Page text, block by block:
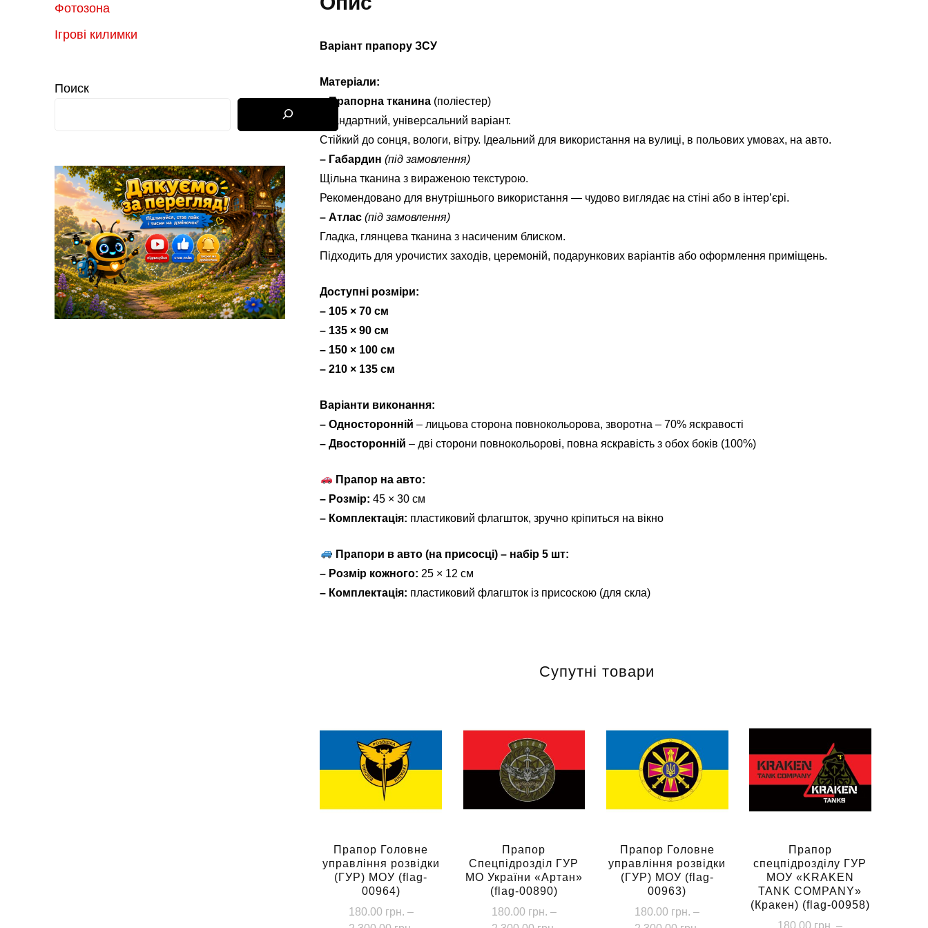
Варіант прапору ЗСУ
Матеріали:
– Прапорна тканина (поліестер)
Стандартний, універсальний варіант.
Стійкий до сонця, вологи, вітру. Ідеальний для використання на вулиці, в польових умовах, на авто.
– Габардин (під замовлення)
Щільна тканина з вираженою текстурою.
Рекомендовано для внутрішнього використання — чудово виглядає на стіні або в інтер’єрі.
– Атлас (під замовлення)
Гладка, глянцева тканина з насиченим блиском.
Підходить для урочистих заходів, церемоній, подарункових варіантів або оформлення приміщень.
Доступні розміри:
– 105 × 70 см
– 135 × 90 см
– 150 × 100 см
– 210 × 135 см
Варіанти виконання:
– Односторонній – лицьова сторона повнокольорова, зворотна – 70% яскравості
– Двосторонній – дві сторони повнокольорові, повна яскравість з обох боків (100%)
Прапор на авто:
– Розмір: 45 × 30 см
– Комплектація: пластиковий флагшток, зручно кріпиться на вікно
Прапори в авто (на присосці) – набір 5 шт:
– Розмір кожного: 25 × 12 см
– Комплектація: пластиковий флагшток із присоскою (для скла)
Супутні товари
Прапор Головне
управління розвідки
(ГУР) МОУ (flag-
00964)
180.00 грн. –
Прапор
Спецпідрозділ ГУР
МО України «Артан»
(flag-00890)
180.00 грн. –
Прапор Головне
управління розвідки
(ГУР) МОУ (flag-
00963)
180.00 грн. –
Прапор
спецпідрозділу ГУР
МОУ «KRAKEN
TANK COMPANY»
(Кракен) (flag-00958)
Фотозона
Ігрові килимки
Поиск